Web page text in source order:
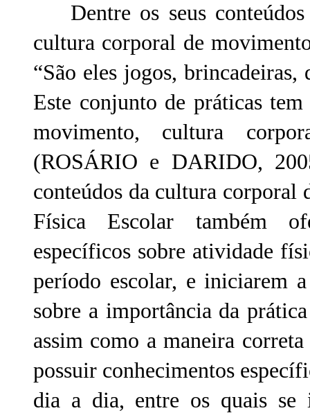
Dentre os seus conteúdos
cultura corporal de
“São eles jogos, brincadeiras,
Este conjunto de práticas
movimento, cultura
(ROSÁRIO e DARIDO,
conteúdos da cultura corporal
Física Escolar também
específicos sobre atividade
período escolar, e iniciarem
sobre a importância da
assim como a maneira
possuir conhecimentos
dia a dia, entre os quais se